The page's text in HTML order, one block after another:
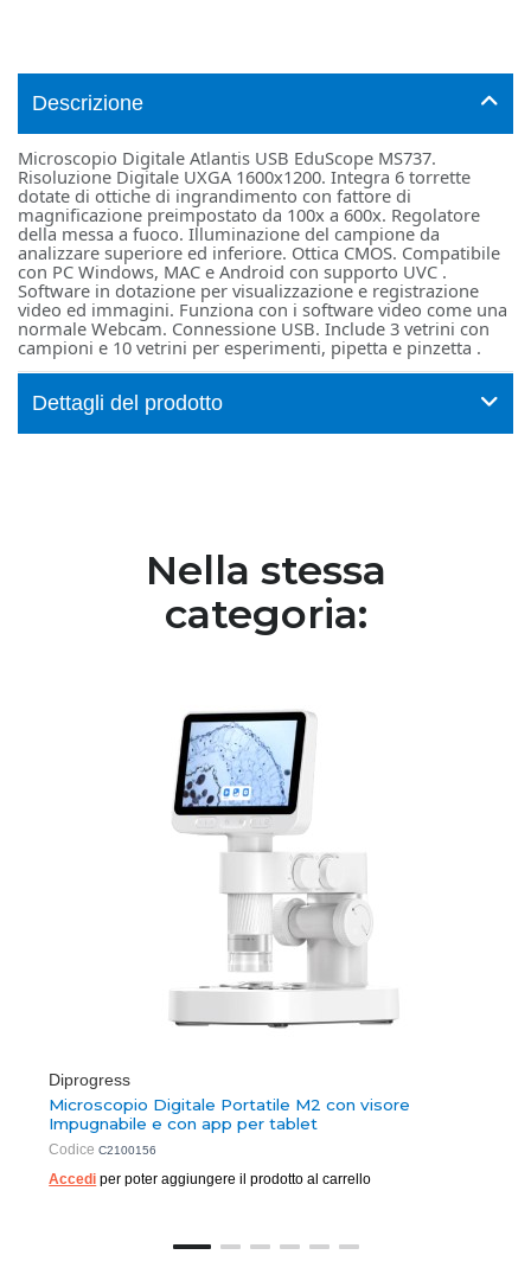
Descrizione
Microscopio Digitale Atlantis USB EduScope MS737.
Risoluzione Digitale UXGA 1600x1200. Integra 6 torrette
dotate di ottiche di ingrandimento con fattore di
magnificazione preimpostato da 100x a 600x. Regolatore
della messa a fuoco. Illuminazione del campione da
analizzare superiore ed inferiore. Ottica CMOS. Compatibile
con PC Windows, MAC e Android con supporto UVC .
Software in dotazione per visualizzazione e registrazione
video ed immagini. Funziona con i software video come una
normale Webcam. Connessione USB. Include 3 vetrini con
campioni e 10 vetrini per esperimenti, pipetta e pinzetta .
Dettagli del prodotto
Nella stessa
categoria:
Diprogress
Microscopio Digitale Portatile M2 con visore
Impugnabile e con app per tablet
Codice C2100156
Accedi per poter aggiungere il prodotto al carrello